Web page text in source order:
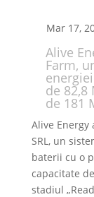
Mar 17,
Alive
Farm,
de 82,8
de 181
Alive Energy
SRL, un
baterii cu o
capacitate
stadiul